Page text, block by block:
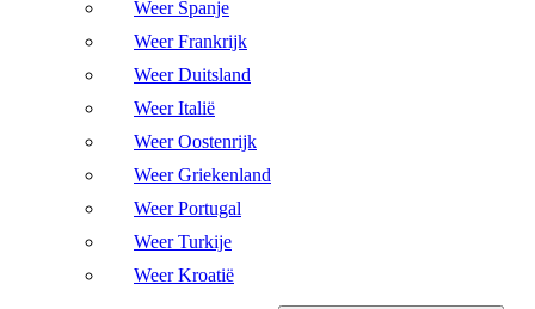
Weer Spanje
Weer Frankrijk
Weer Duitsland
Weer Italië
Weer Oostenrijk
Weer Griekenland
Weer Portugal
Weer Turkije
Weer Kroatië